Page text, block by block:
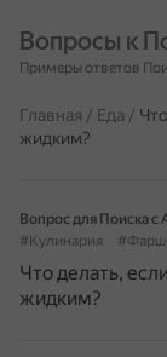
Вопросы к
Примеры ответов
Главная / Еда /
жидким?
Вопрос для Поиска с
#Кулинария
#Фарш
Что делать,
жидким?